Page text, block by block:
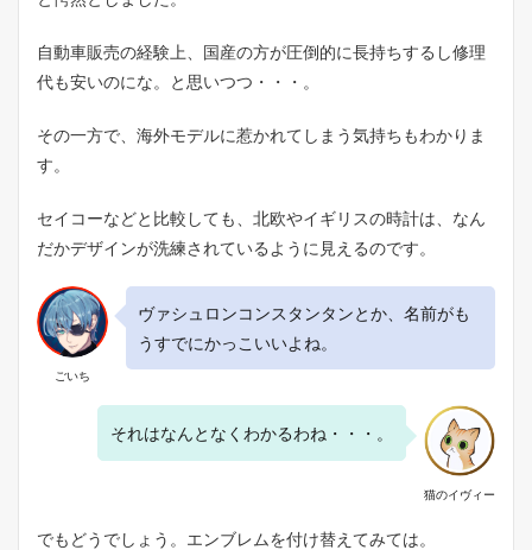
自動車販売の経験上、国産の方が圧倒的に長持ちするし修理
代も安いのにな。と思いつつ・・・。
その一方で、海外モデルに惹かれてしまう気持ちもわかりま
す。
セイコーなどと比較しても、北欧やイギリスの時計は、なん
だかデザインが洗練されているように見えるのです。
ごいち
ヴァシュロンコンスタンタンとか、名前がも
うすでにかっこいいよね。
猫のイヴィー
それはなんとなくわかるわね・・・。
でもどうでしょう。エンブレムを付け替えてみては。